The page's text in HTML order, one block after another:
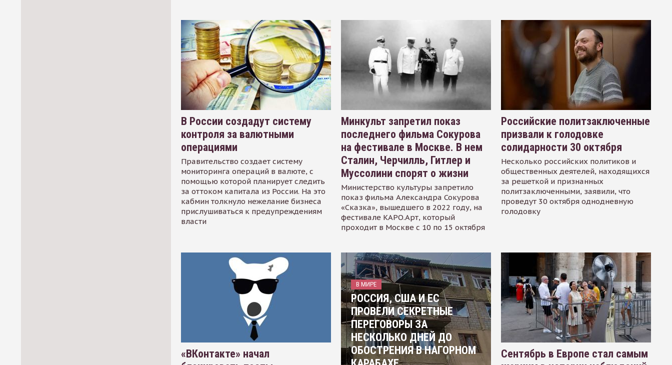
В России создадут систему
контроля за валютными
операциями
Правительство создает систему
мониторинга операций в валюте, с
помощью которой планирует следить
за оттоком капитала из России. На это
кабмин толкнуло нежелание бизнеса
прислушиваться к предупреждениям
власти
Минкульт запретил показ
последнего фильма Сокурова
на фестивале в Москве. В нем
Сталин, Черчилль, Гитлер и
Муссолини спорят о жизни
Министерство культуры запретило
показ фильма Александра Сокурова
«Сказка», вышедшего в 2022 году, на
фестивале КАРО.Арт, который
проходит в Москве с 10 по 15 октября
Российские политзаключенные
призвали к голодовке
солидарности 30 октября
Несколько российских политиков и
общественных деятелей, находящихся
за решеткой и признанных
политзаключенными, заявили, что
проведут 30 октября однодневную
голодовку
«ВКонтакте» начал
В МИРЕ
РОССИЯ, США И ЕС
ПРОВЕЛИ СЕКРЕТНЫЕ
ПЕРЕГОВОРЫ ЗА
НЕСКОЛЬКО ДНЕЙ ДО
ОБОСТРЕНИЯ В НАГОРНОМ
Сентябрь в Европе стал самым